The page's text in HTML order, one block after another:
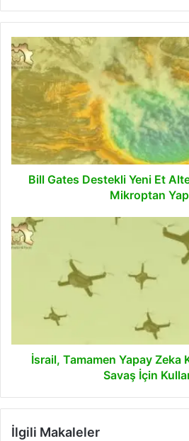
Bill
Gates
Destekli
Yeni
Alternatifi
Volkanik
Bir
Mikroptan
Yapıldı!Bill Gates Destekli Yeni Et
Mikroptan
İsrail,
Tamamen
Kullanıyor
İsrail, Tamamen Yapay Zeka
Savaş İçin
İlgili Makaleler